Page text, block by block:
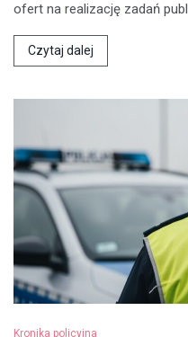
ofert na realizację zadań
Czytaj dalej
Kronika policyjna